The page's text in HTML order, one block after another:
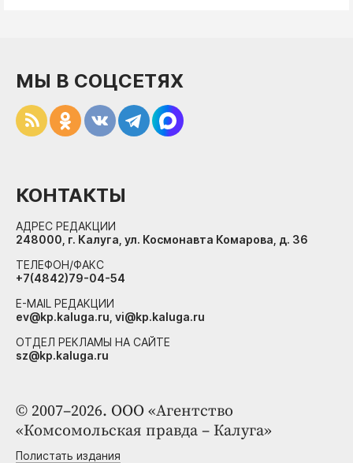
© 2007–2026. ООО «Агентство
«Комсомольская правда – Калуга»
Полистать издания
МЫ В СОЦСЕТЯХ
КОНТАКТЫ
АДРЕС РЕДАКЦИИ
248000, г. Калуга, ул. Космонавта Комарова, д. 36
ТЕЛЕФОН/ФАКС
+7(4842)79-04-54
E-MAIL РЕДАКЦИИ
ev@kp.kaluga.ru, vi@kp.kaluga.ru
ОТДЕЛ РЕКЛАМЫ НА САЙТЕ
sz@kp.kaluga.ru